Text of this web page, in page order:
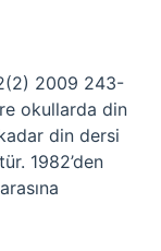
2009 243-
okullarda din
din dersi
1982’den